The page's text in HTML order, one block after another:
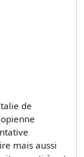
de
mais aussi